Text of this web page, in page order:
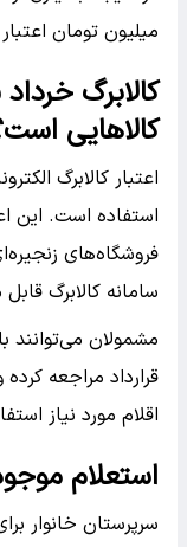
میلیون تومان
کالاهایی
اعتبار کالابرگ
فروشگاه‌های
سامانه کالابرگ
مشمولان می‌توانند
اقلام مورد نیاز
استعلام
سرپرستان خانوار